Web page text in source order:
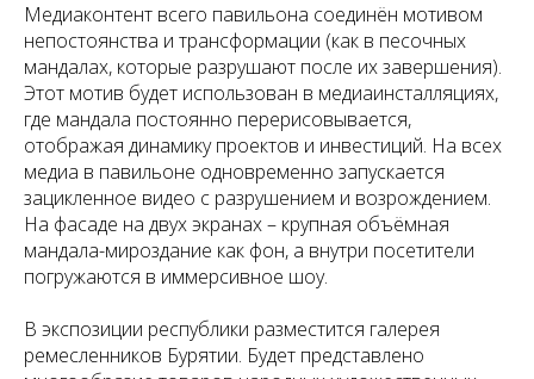
Медиаконтент всего павильона соединён мотивом
непостоянства и трансформации (как в песочных
мандалах, которые разрушают после их завершения).
Этот мотив будет использован в медиаинсталляциях,
где мандала постоянно перерисовывается,
отображая динамику проектов и инвестиций. На всех
медиа в павильоне одновременно запускается
зацикленное видео с разрушением и возрождением.
На фасаде на двух экранах – крупная объёмная
мандала-мироздание как фон, а внутри посетители
погружаются в иммерсивное шоу.
В экспозиции республики разместится галерея
ремесленников Бурятии. Будет представлено